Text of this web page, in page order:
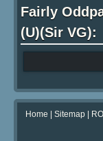
Fairly
(U)(Sir VG):
Home Sitemap|